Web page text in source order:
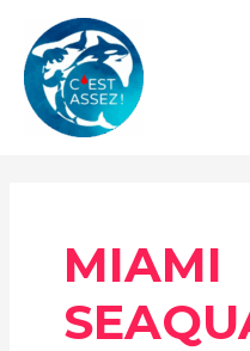
contenu
MIAMI